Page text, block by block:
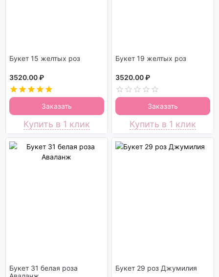
Букет 15 желтых роз
3520.00 ₽
Заказать
Купить в 1 клик
Букет 19 желтых роз
3520.00 ₽
Заказать
Купить в 1 клик
Букет 31 белая роза
Букет 29 роз Джумилия